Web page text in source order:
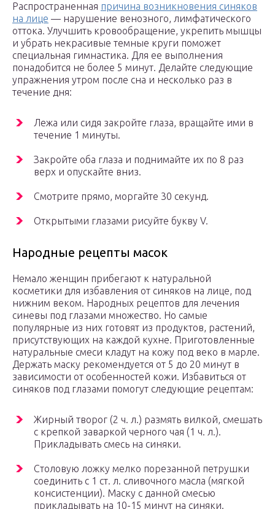
Распространенная причина возникновения синяков
на лице — нарушение венозного, лимфатического
оттока. Улучшить кровообращение, укрепить мышцы
и убрать некрасивые темные круги поможет
специальная гимнастика. Для ее выполнения
понадобится не более 5 минут. Делайте следующие
упражнения утром после сна и несколько раз в
течение дня:
Лежа или сидя закройте глаза, вращайте ими в
течение 1 минуты.
Закройте оба глаза и поднимайте их по 8 раз
верх и опускайте вниз.
Смотрите прямо, моргайте 30 секунд.
Открытыми глазами рисуйте букву V.
Народные рецепты масок
Немало женщин прибегают к натуральной
косметики для избавления от синяков на лице, под
нижним веком. Народных рецептов для лечения
синевы под глазами множество. Но самые
популярные из них готовят из продуктов, растений,
присутствующих на каждой кухне. Приготовленные
натуральные смеси кладут на кожу под веко в марле.
Держать маску рекомендуется от 5 до 20 минут в
зависимости от особенностей кожи. Избавиться от
синяков под глазами помогут следующие рецептам:
Жирный творог (2 ч. л.) размять вилкой, смешать
с крепкой заваркой черного чая (1 ч. л.).
Прикладывать смесь на синяки.
Столовую ложку мелко порезанной петрушки
соединить с 1 ст. л. сливочного масла (мягкой
консистенции). Маску с данной смесью
прикладывать на 10-15 минут на синяки.